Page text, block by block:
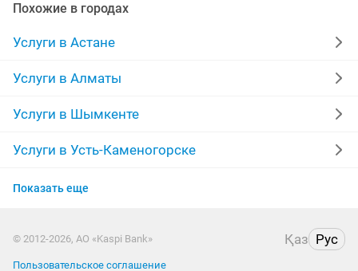
мебель на заказ
уколы на дому
москитные сетки
ремонт стиральных машин диван
грузоперевозки газель
Похожие в городах
Услуги в Астане
Услуги в Алматы
Услуги в Шымкенте
Услуги в Усть-Каменогорске
Услуги в Актобе
Услуги в Костанае
Показать еще
© 2012-2026, АО «Kaspi Bank» Қаз Рус
Пользовательское соглашение